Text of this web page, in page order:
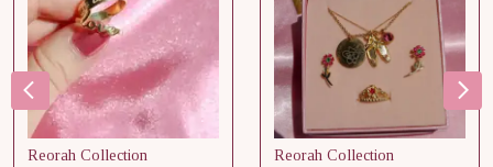
Reorah Collection
Reorah Collection